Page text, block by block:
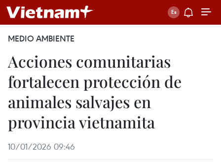
MEDIO AMBIENTE
Acciones comunitarias
fortalecen protección de
animales salvajes en
provincia vietnamita
10/01/2026 09:46